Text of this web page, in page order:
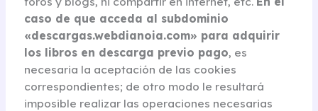
caso de que acceda al subdominio
«descargas.webdianoia.com» para adquirir
los libros en descarga previo pago, es
necesaria la aceptación de las cookies
correspondientes; de otro modo le resultará
imposible realizar las operaciones necesarias